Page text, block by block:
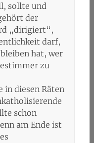
sollte und
der
„dirigiert“,
darf,
hat, wer
zu
in diesen Räten
schon
am Ende ist